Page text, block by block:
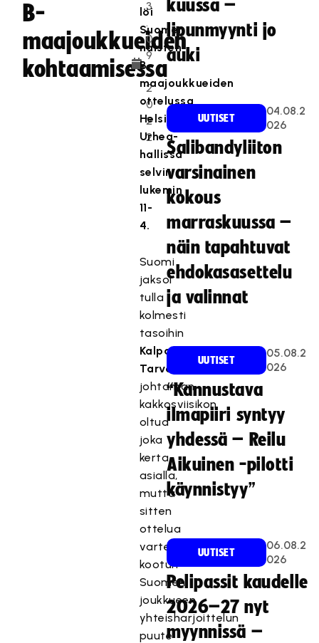
B-
maajoukkueiden
kohtaamisessa
3
.
0
9
.
2
0
2
2
löi
Suomen
naisten
B-
maajoukkueiden
ottelussa
Helsingin
Urhea-
hallissa
selvin
lukemin
11-
4.
Suomi
jaksoi
tulla
kolmesti
tasoihin
Kalpana
Tarvaisen
johtaman
kakkosviisikon
oltua
joka
kerta
asialla,
mutta
sitten
ottelua
varten
kootun
Suomen
joukkueen
yhteisharjoittelun
puute
kuussa –
lipunmyynti jo
auki
UUTISET
04.08.2
026
Salibandyliiton
varsinainen
kokous
marraskuussa –
näin tapahtuvat
ehdokasasettelu
ja valinnat
UUTISET
05.08.2
026
“Kannustava
ilmapiiri syntyy
yhdessä – Reilu
Aikuinen -pilotti
käynnistyy”
UUTISET
06.08.2
026
Pelipassit kaudelle
2026–27 nyt
myynnissä –